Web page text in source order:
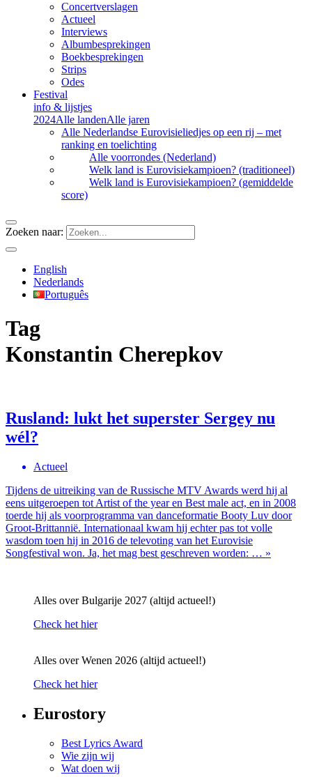
Concertverslagen
Actueel
Interviews
Albumbesprekingen
Boekbesprekingen
Strips
Odes
Festival
info & lijstjes
2024Alle landenAlle jaren
Alle Nederlandse Eurovisieliedjes op een rij – met
ranking en toelichting
Alle voorrondes (Nederland)
Welk land is Eurovisiekampioen? (traditioneel)
Welk land is Eurovisiekampioen? (gemiddelde
score)
Zoeken naar:
English
Nederlands
Português
Tag
Konstantin Cherepkov
Rusland: lukt het superster Sergey nu
wél?
Actueel
Tijdens de uitreiking van de Russische MTV Awards werd hij al
eens uitgeroepen tot Artist of the year en Best male act, en in 2008
toerde hij als voorprogramma van danceformatie Booty Luv door
Groot-Brittannië. Internationaal kwam hij echter pas tot volle
wasdom toen hij in 2016 de televoting van het Eurovisie
Songfestival won. Ja, het mag best geschreven worden: … »
Alles over Bulgarije 2027 (altijd actueel!)
Check het hier
Alles over Wenen 2026 (altijd actueel!)
Check het hier
Eurostory
Best Lyrics Award
Wie zijn wij
Wat doen wij